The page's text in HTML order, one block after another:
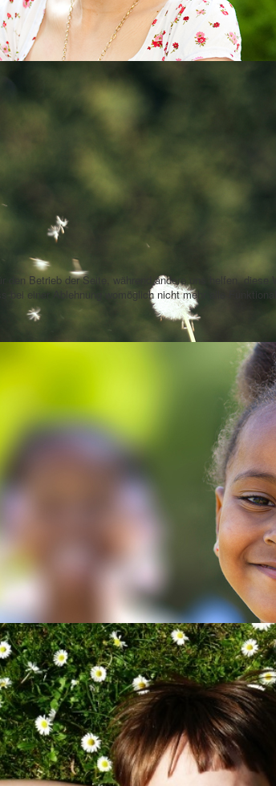
Es ist wichtig, dass Sie und Ihre Bezugspersonen
an unter der Telefonnummer:
061 81 25 66 02
Jugendliche
Mädchen
Frauen
Fachkräfte
Beratungstermine nach Vereinbarung
06181 25 66 02
Das Angebot
Mädchen und Jungen bis 12 Jahre
Jugendliche Mädchen
Frauen
Betroffene mit Behinderung
Juristische Begleitung
Eltern und Vertrauenspersonen
Pädagogische Fachkräfte
Betrieb der Seite, während andere uns helfen,
einer Ablehnung womöglich nicht mehr alle